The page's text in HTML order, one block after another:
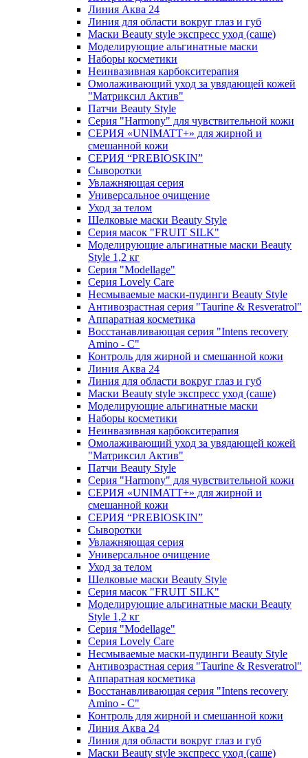
Линия Аква 24
Линия для области вокруг глаз и губ
Маски Beauty style экспресс уход (саше)
Моделирующие альгинатные маски
Наборы косметики
Неинвазивная карбокситерапия
Омолаживающий уход за увядающей кожей
"Матриксил Актив"
Патчи Beauty Style
Серия "Harmony" для чувствительной кожи
СЕРИЯ «UNIMATT+» для жирной и
смешанной кожи
СЕРИЯ “PREBIOSKIN”
Сыворотки
Увлажняющая серия
Универсальное очищение
Уход за телом
Шелковые маски Beauty Style
Серия масок "FRUIT SILK"
Моделирующие альгинатные маски Beauty
Style 1,2 кг
Серия "Modellage"
Cерия Lovely Care
Несмываемые маски-пудинги Beauty Style
Антивозрастная серия "Taurine & Resveratrol"
Аппаратная косметика
Восстанавливающая серия "Intens recovery
Amino - C"
Контроль для жирной и смешанной кожи
Линия Аква 24
Линия для области вокруг глаз и губ
Маски Beauty style экспресс уход (саше)
Моделирующие альгинатные маски
Наборы косметики
Неинвазивная карбокситерапия
Омолаживающий уход за увядающей кожей
"Матриксил Актив"
Патчи Beauty Style
Серия "Harmony" для чувствительной кожи
СЕРИЯ «UNIMATT+» для жирной и
смешанной кожи
СЕРИЯ “PREBIOSKIN”
Сыворотки
Увлажняющая серия
Универсальное очищение
Уход за телом
Шелковые маски Beauty Style
Серия масок "FRUIT SILK"
Моделирующие альгинатные маски Beauty
Style 1,2 кг
Серия "Modellage"
Cерия Lovely Care
Несмываемые маски-пудинги Beauty Style
Антивозрастная серия "Taurine & Resveratrol"
Аппаратная косметика
Восстанавливающая серия "Intens recovery
Amino - C"
Контроль для жирной и смешанной кожи
Линия Аква 24
Линия для области вокруг глаз и губ
Маски Beauty style экспресс уход (саше)